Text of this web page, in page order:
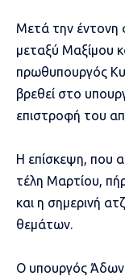
Μετά την έντονη
μεταξύ Μαξίμου
πρωθυπουργός
βρεθεί στο
επιστροφή του
Η επίσκεψη, που
τέλη Μαρτίου,
και η σημερινή
θεμάτων.
Ο υπουργός